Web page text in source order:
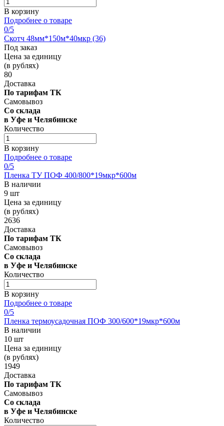
В корзину
Подробнее о товаре
0/5
Скотч 48мм*150м*40мкр (36)
Под заказ
Цена за единицу
(в рублях)
80
Доставка
По тарифам ТК
Самовывоз
Со склада
в Уфе и Челябинске
Количество
В корзину
Подробнее о товаре
0/5
Пленка ТУ ПОФ 400/800*19мкр*600м
В наличии
9 шт
Цена за единицу
(в рублях)
2636
Доставка
По тарифам ТК
Самовывоз
Со склада
в Уфе и Челябинске
Количество
В корзину
Подробнее о товаре
0/5
Пленка термоусадочная ПОФ 300/600*19мкр*600м
В наличии
10 шт
Цена за единицу
(в рублях)
1949
Доставка
По тарифам ТК
Самовывоз
Со склада
в Уфе и Челябинске
Количество